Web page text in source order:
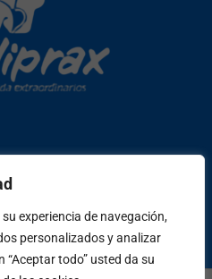
experiencia de navegación,
personalizados y analizar
todo” usted da su
P
e
o